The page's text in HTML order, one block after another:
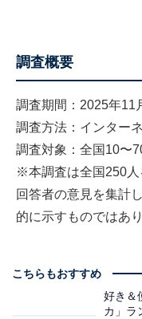
調査概要
調査期間：2025年11
調査方法：インター
調査対象：全国10〜
※本調査は全国250人
回答者の意見を集計
的に示すものではあ
こちらもおすすめ
好き＆
カ」ラ